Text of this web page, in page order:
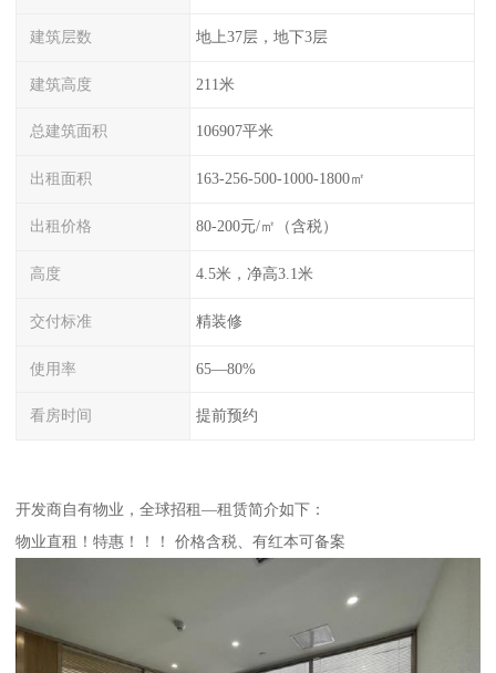
建筑层数 地上37层，地下3层
建筑高度 211米
总建筑面积 106907平米
出租面积 163-256-500-1000-1800㎡
出租价格 80-200元/㎡（含税）
高度 4.5米，净高3.1米
交付标准 精装修
使用率 65—80%
看房时间 提前预约
开发商自有物业，全球招租—租赁简介如下：
物业直租！特惠！！！ 价格含税、有红本可备案